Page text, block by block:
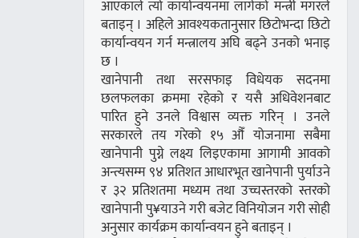
आएकाले त्यो कार्यान्वयनमा लागेको मन्त्री मगरले
बताइन् । अहिले आवश्यकतानुसार छिटोभन्दा छिटो
कार्यान्वयन गर्न मन्त्रालय अघि बढ्ने उनको भनाइ
छ ।
खानेपानी तथा सरसफाइ विधेयक सदनमा
छलफलका क्रममा रहेको र यसै अधिवेशनबाट
पारित हुने उनले विश्वास व्यक्त गरिन् । उनले
सरकारले तय गरेको १५ औँ योजनामा सबैमा
खानेपानी पुग्ने लक्ष्य लिइएकामा आगामी आवको
अन्त्यसम्म ९४ प्रतिशत आधारभूत खानेपानी पुर्याउने
र ३२ प्रतिशतमा मध्यम तथा उच्चस्तरको स्तरको
खानेपानी पु¥याउने गरी बजेट विनियोजन गरी सोही
अनुसार कार्यक्रम कार्यान्वयन हुने बताइन् ।